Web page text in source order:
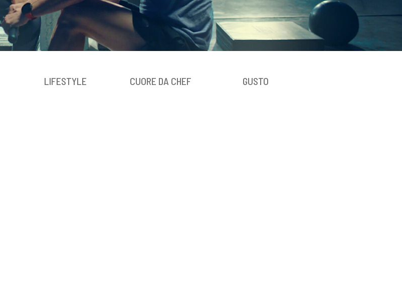
LIFESTYLE CUORE DA CHEF GUSTO